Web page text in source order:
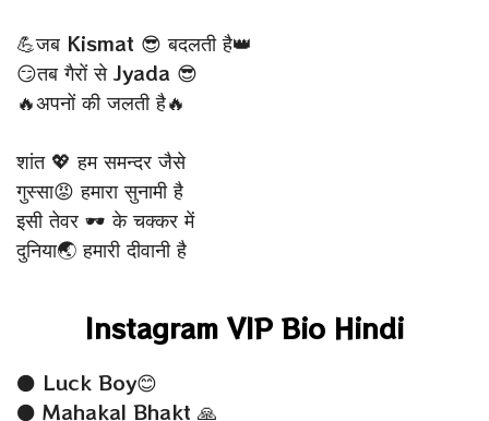
💪जब Kismat 😎 बदलती है👑
😏तब गैरों से Jyada 😎
🔥अपनों की जलती है🔥
शांत 💖 हम समन्दर जैसे
गुस्सा😡 हमारा सुनामी है
इसी तेवर 🕶 के चक्कर में
दुनिया🌏 हमारी दीवानी है
Instagram VIP Bio Hindi
⚫ Luck Boy😊
⚫ Mahakal Bhakt 🙏